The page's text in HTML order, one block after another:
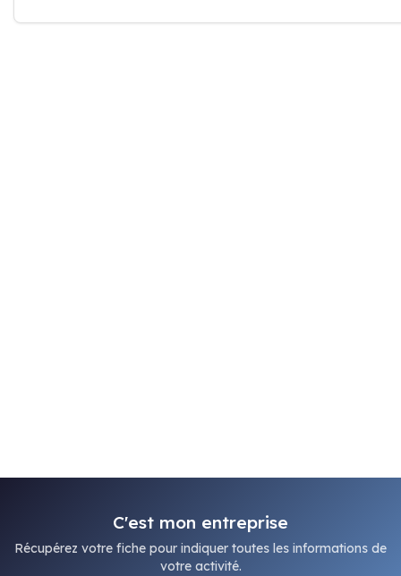
C'est mon entreprise
Récupérez votre fiche pour indiquer toutes les informations de
votre activité.